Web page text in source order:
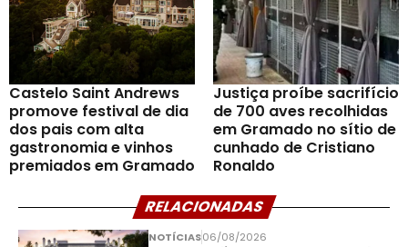
Castelo Saint Andrews
promove festival de dia
dos pais com alta
gastronomia e vinhos
premiados em Gramado
Justiça proíbe sacrifício
de 700 aves recolhidas
em Gramado no sítio de
cunhado de Cristiano
Ronaldo
RELACIONADAS
NOTÍCIAS06/08/2026